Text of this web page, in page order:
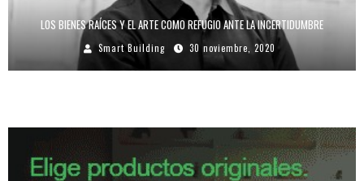
LOS BIENES RAÍCES Y EL ARTE COMO REFUGIO ANTE LA INCERTIDUMBRE
Smart Building 30 noviembre, 2020